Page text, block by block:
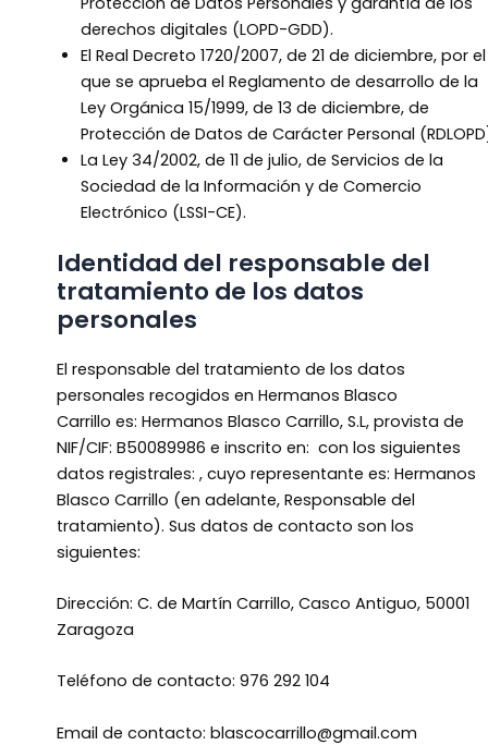
derechos digitales (LOPD-GDD).
El Real Decreto 1720/2007, de 21 de diciembre, por el
que se aprueba el Reglamento de desarrollo de la
Ley Orgánica 15/1999, de 13 de diciembre, de
Protección de Datos de Carácter Personal
La Ley 34/2002, de 11 de julio, de Servicios de la
Sociedad de la Información y de Comercio
Electrónico (LSSI-CE).
Identidad del responsable del
tratamiento de los datos
personales
El responsable del tratamiento de los datos
personales recogidos en Hermanos Blasco
Carrillo es: Hermanos Blasco Carrillo, S.L, provista de
NIF/CIF: B50089986 e inscrito en: con los siguientes
datos registrales: , cuyo representante es: Hermanos
Blasco Carrillo (en adelante, Responsable del
tratamiento). Sus datos de contacto son los
siguientes:
Dirección: C. de Martín Carrillo, Casco Antiguo, 50001
Zaragoza
Teléfono de contacto: 976 292 104
Email de contacto: blascocarrillo@gmail.com